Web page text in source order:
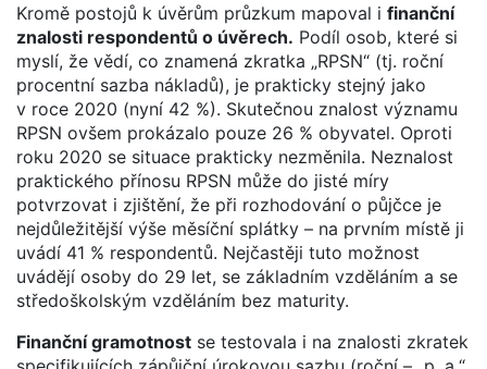
Kromě postojů k úvěrům průzkum mapoval i finanční
znalosti respondentů o úvěrech. Podíl osob, které si
myslí, že vědí, co znamená zkratka „RPSN“ (tj. roční
procentní sazba nákladů), je prakticky stejný jako
v roce 2020 (nyní 42 %). Skutečnou znalost významu
RPSN ovšem prokázalo pouze 26 % obyvatel. Oproti
roku 2020 se situace prakticky nezměnila. Neznalost
praktického přínosu RPSN může do jisté míry
potvrzovat i zjištění, že při rozhodování o půjčce je
nejdůležitější výše měsíční splátky – na prvním místě ji
uvádí 41 % respondentů. Nejčastěji tuto možnost
uvádějí osoby do 29 let, se základním vzděláním a se
středoškolským vzděláním bez maturity.
Finanční gramotnost se testovala i na znalosti zkratek